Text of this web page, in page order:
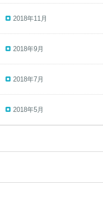
2018年11月
2018年9月
2018年7月
2018年5月